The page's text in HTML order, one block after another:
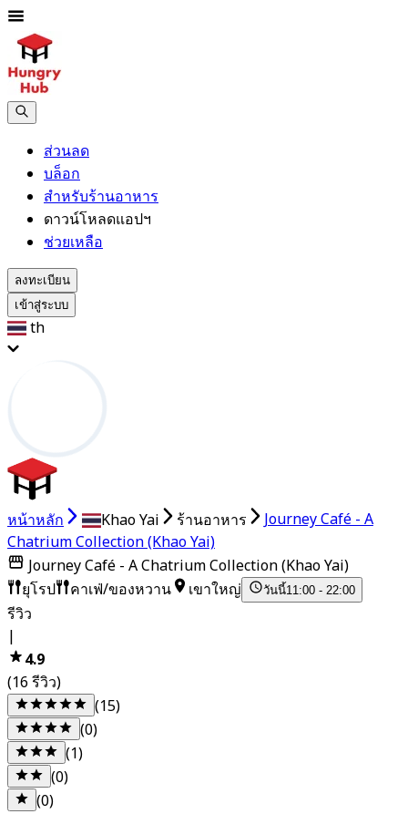
ส่วนลด
บล็อก
สำหรับร้านอาหาร
ดาวน์โหลดแอปฯ
ช่วยเหลือ
ลงทะเบียน
เข้าสู่ระบบ
th
หน้าหลัก Khao Yai ร้านอาหาร
Journey Café - A
Chatrium Collection (Khao Yai)
Journey Café - A Chatrium Collection (Khao Yai)
ยุโรป
คาเฟ่/ของหวาน เขาใหญ่ วันนี้11:00 - 22:00
รีวิว
|
4.9
(16 รีวิว)
(15)
(0)
(1)
(0)
(0)